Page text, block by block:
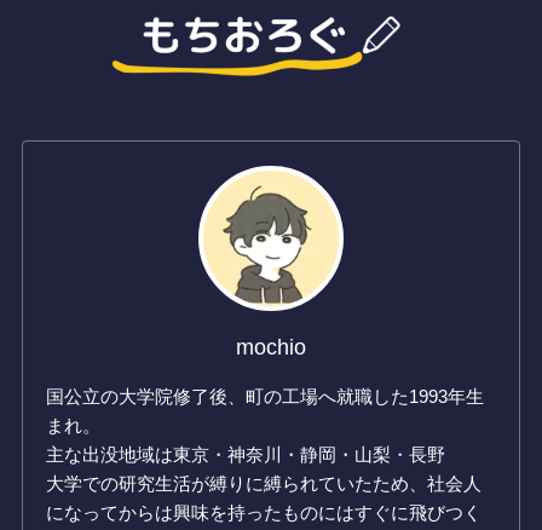
mochio
国公立の大学院修了後、町の工場へ就職した1993年生
まれ。
主な出没地域は東京・神奈川・静岡・山梨・長野
大学での研究生活が縛りに縛られていたため、社会人
になってからは興味を持ったものにはすぐに飛びつく